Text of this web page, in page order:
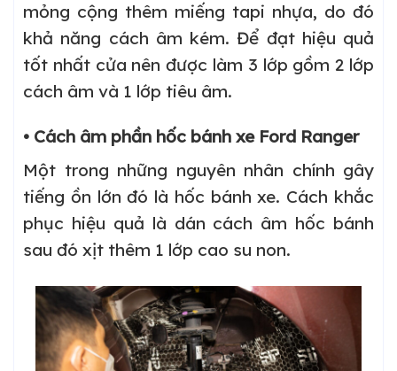
mỏng cộng thêm miếng tapi nhựa, do đó
khả năng cách âm kém. Để đạt hiệu quả
tốt nhất cửa nên được làm 3 lớp gồm 2 lớp
cách âm và 1 lớp tiêu âm.
• Cách âm phần hốc bánh xe Ford Ranger
Một trong những nguyên nhân chính gây
tiếng ồn lớn đó là hốc bánh xe. Cách khắc
phục hiệu quả là dán cách âm hốc bánh
sau đó xịt thêm 1 lớp cao su non.